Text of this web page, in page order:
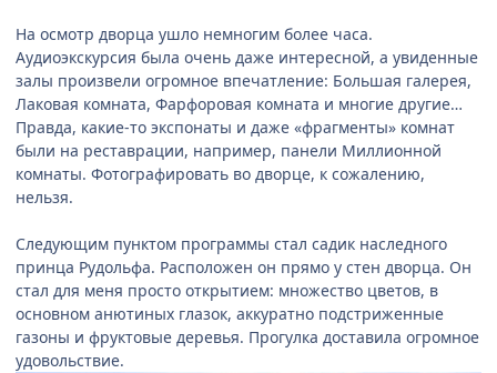
На осмотр дворца ушло немногим более часа.
Аудиоэкскурсия была очень даже интересной, а увиденные
залы произвели огромное впечатление: Большая галерея,
Лаковая комната, Фарфоровая комната и многие другие…
Правда, какие-то экспонаты и даже «фрагменты» комнат
были на реставрации, например, панели Миллионной
комнаты. Фотографировать во дворце, к сожалению,
нельзя.
Следующим пунктом программы стал садик наследного
принца Рудольфа. Расположен он прямо у стен дворца. Он
стал для меня просто открытием: множество цветов, в
основном анютиных глазок, аккуратно подстриженные
газоны и фруктовые деревья. Прогулка доставила огромное
удовольствие.